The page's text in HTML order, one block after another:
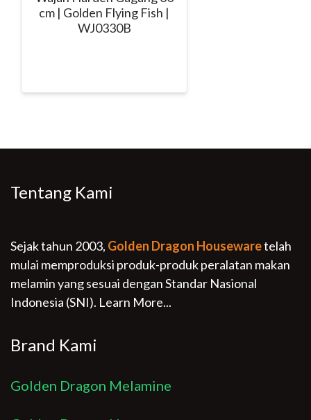
cm | Golden Flying Fish |
WJ0330B
Tentang Kami
Sejak tahun 2003, Golden Dragon Housewaretelah
mulai memproduksi produk-produk peralatan makan
melamin yang sesuai dengan Standar Nasional
Indonesia (SNI). Learn More...
Brand Kami
Golden Dragon Melamine